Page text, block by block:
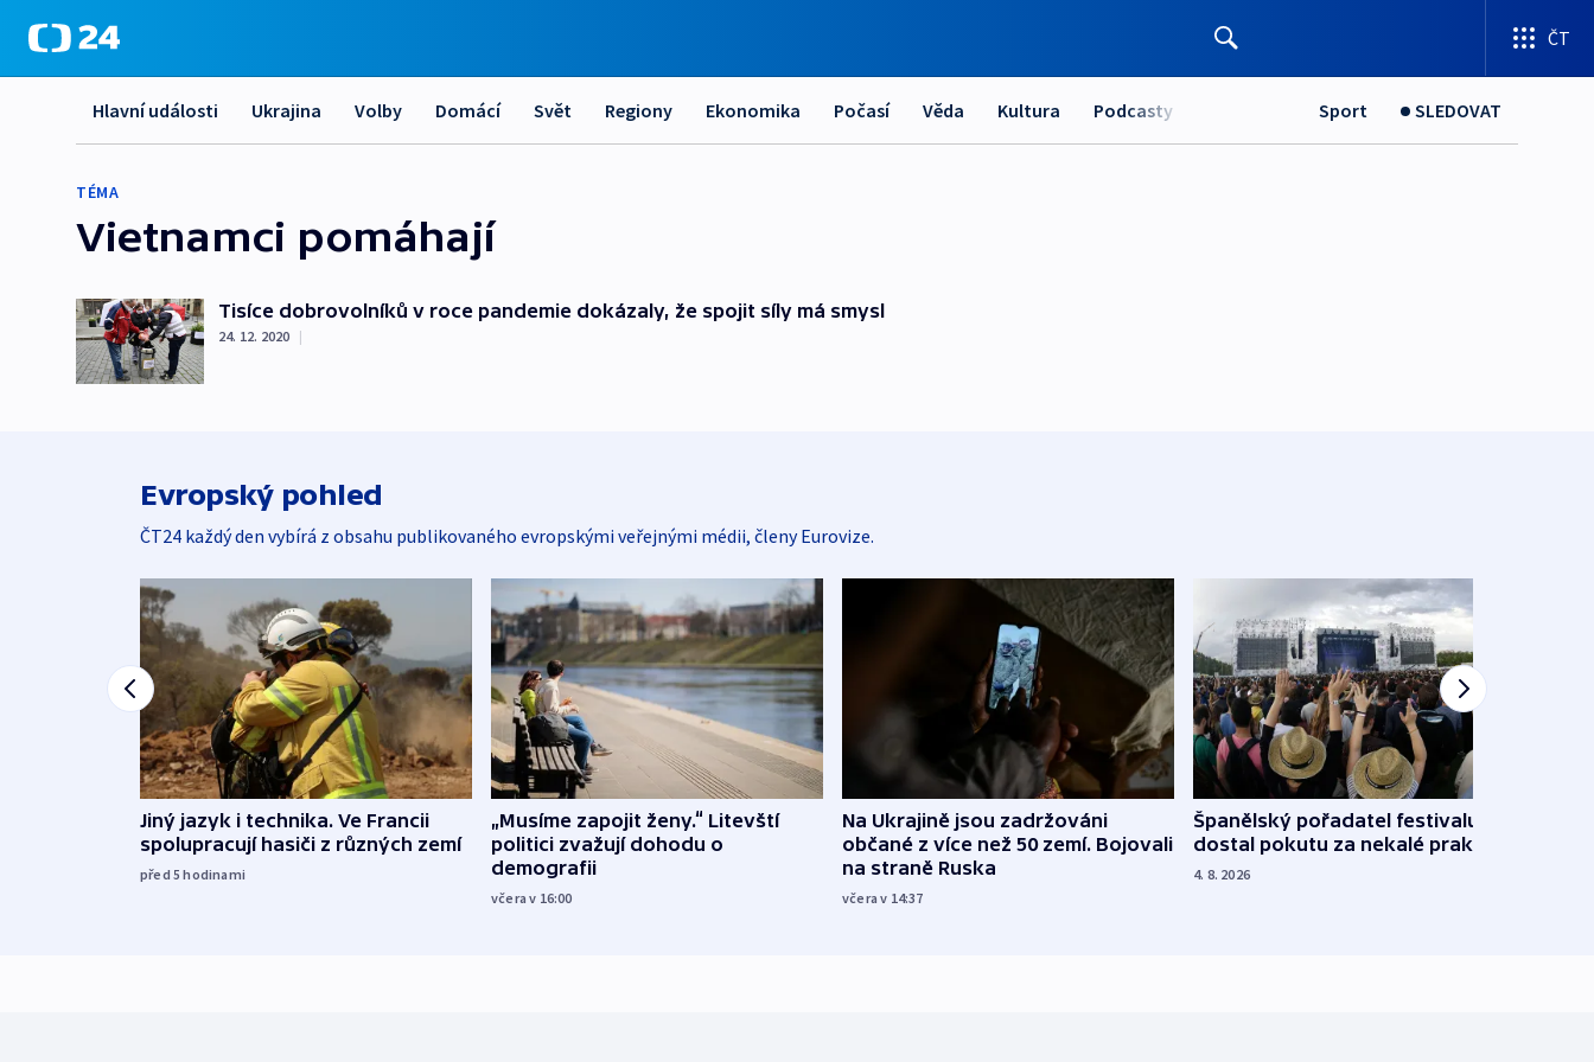
ČT
Hlavní události Ukrajina Volby Domácí Svět Regiony Ekonomika Počasí Věda Kultura Podcasty Sport SLEDOVAT
TÉMA
Vietnamci pomáhají
Tisíce dobrovolníků v roce pandemie dokázaly, že spojit síly má smysl
24. 12. 2020 |
Evropský pohled
ČT24 každý den vybírá z obsahu publikovaného evropskými veřejnými médii, členy Eurovize.
Jiný jazyk i technika. Ve Francii
spolupracují hasiči z různých zemí
před 5hodinami
„Musíme zapojit ženy.“ Litevští
politici zvažují dohodu o
demografii
včera v 16:00
Na Ukrajině jsou zadržováni
občané z více než 50 zemí. Bojovali
na straně Ruska
včera v 14:37
Španělský pořadatel festivalu
dostal pokutu za nekalé praktiky
4. 8. 2026